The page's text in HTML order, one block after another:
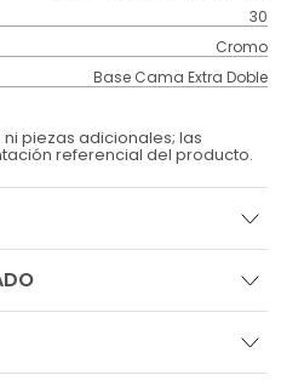
30
Cromo
Base Cama Extra Doble
piezas adicionales; las
referencial del producto.